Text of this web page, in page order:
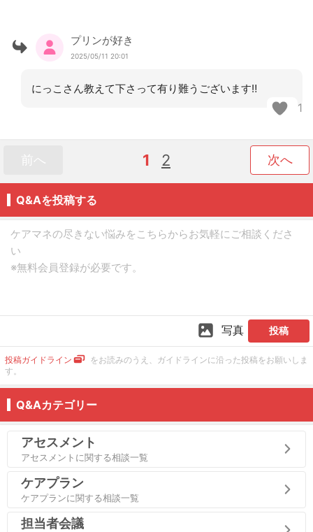
プリンが好き
2025/05/11 20:01
にっこさん教えて下さって有り難うございます‼️
1
前へ 1 2 次へ
Q&Aを投稿する
写真 投稿
投稿ガイドライン
をお読みのうえ、ガイドラインに沿った投稿をお願いしま
す。
Q&Aカテゴリー
アセスメント
アセスメントに関する相談一覧
ケアプラン
ケアプランに関する相談一覧
担当者会議